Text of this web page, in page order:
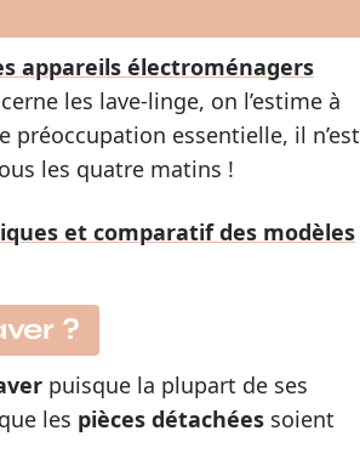
appareils électroménagers
les lave-linge, on l’estime à
préoccupation essentielle, il n’est
les quatre matins !
et comparatif des modèles
?
puisque la plupart de ses
les pièces détachées soient